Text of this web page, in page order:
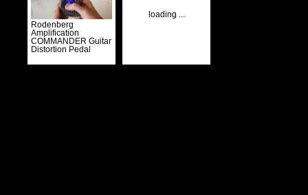
Rodenberg
Amplification
COMMANDER Guitar
Distortion Pedal
loading ...